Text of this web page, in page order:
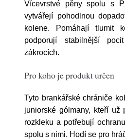
Vícevrstvé pěny spolu s
vytvářejí pohodlnou
kolene. Pomáhají tlumit
podporují stabilnější
zákrocích.
Pro koho je produkt určen
Tyto brankářské chrániče
juniorské gólmany, kteří už
rozkleku a potřebují
spolu s nimi. Hodí se pro